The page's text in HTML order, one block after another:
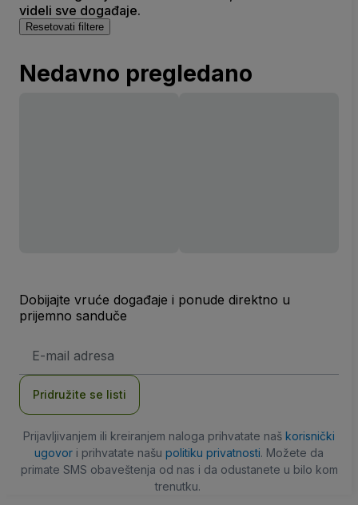
videli sve događaje.
Resetovati filtere
Nedavno pregledano
Dobijajte vruće događaje i ponude direktno u
prijemno sanduče
mail
Pridružite se listi
Prijavljivanjem ili kreiranjem naloga prihvatate naš korisnički
ugovor i prihvatate našu politiku privatnosti. Možete da
primate SMS obaveštenja od nas i da odustanete u bilo kom
trenutku.